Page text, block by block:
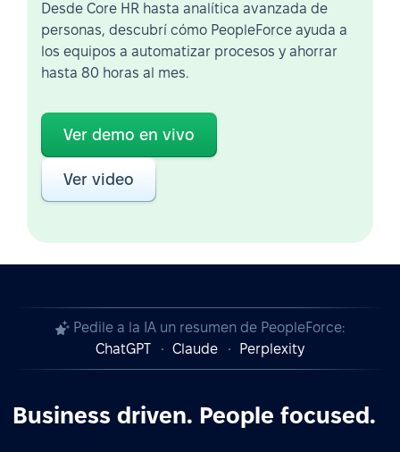
Desde Core HR hasta analítica avanzada de
personas, descubrí cómo PeopleForce ayuda a
los equipos a automatizar procesos y ahorrar
hasta 80 horas al mes.
Ver demo en vivo
Ver video
Pedile a la IA un resumen de PeopleForce:
ChatGPT
Claude Perplexity
Business driven. People focused.